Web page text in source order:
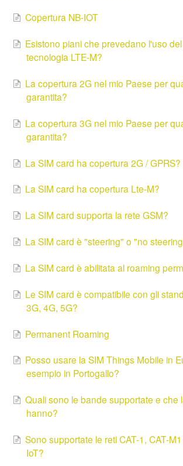
Copertura NB-IOT
Esistono piani che prevedano l'uso del
tecnologia LTE-M?
La copertura 2G nel mio Paese per
garantita?
La copertura 3G nel mio Paese per
garantita?
La SIM card ha copertura 2G / GPRS?
La SIM card ha copertura Lte-M?
La SIM card supporta la rete GSM?
La SIM card è "steering" o "no
La SIM card è abilitata al roaming
Le SIM card è compatibile con gli
3G, 4G, 5G?
Permanent Roaming
Posso usare la SIM Things Mobile in
esempio in Portogallo?
Quali sono le bande supportate e che
hanno?
Sono supportate le reti CAT-1, CAT-
IoT?